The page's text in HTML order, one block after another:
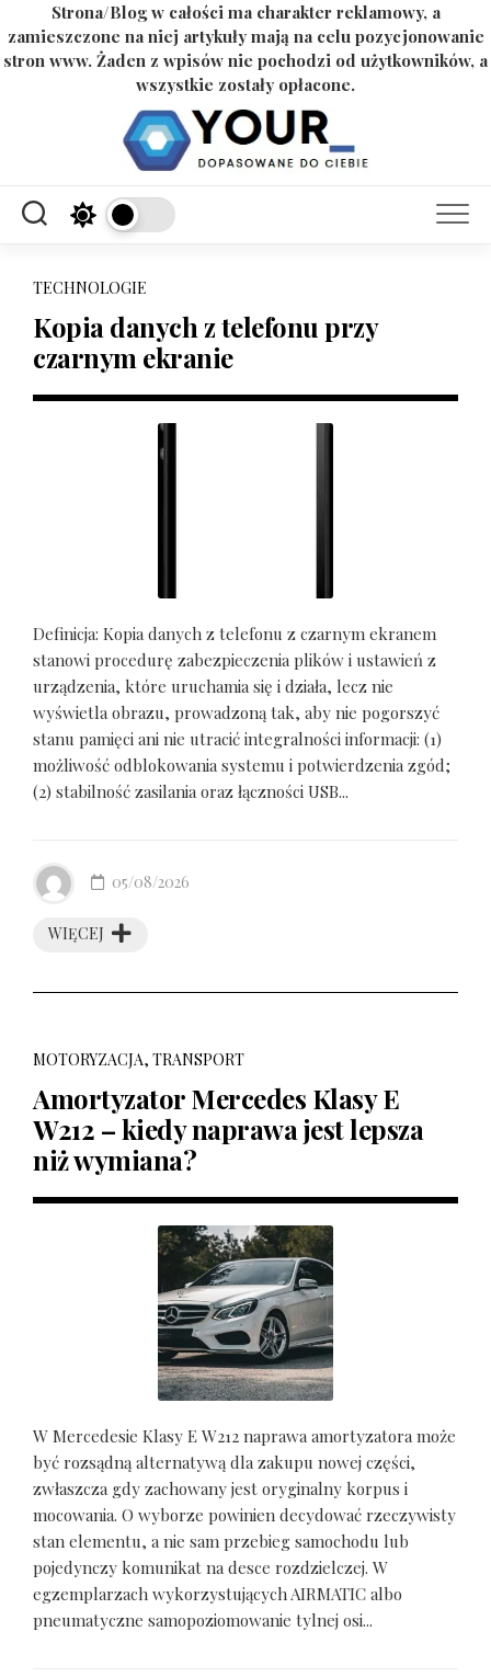
Strona/Blog w całości ma charakter reklamowy, a
zamieszczone na niej artykuły mają na celu pozycjonowanie
stron www. Żaden z wpisów nie pochodzi od użytkowników, a
wszystkie zostały opłacone.
TECHNOLOGIE
Kopia danych z telefonu przy
czarnym ekranie
Definicja: Kopia danych z telefonu z czarnym ekranem
stanowi procedurę zabezpieczenia plików i ustawień z
urządzenia, które uruchamia się i działa, lecz nie
wyświetla obrazu, prowadzoną tak, aby nie pogorszyć
stanu pamięci ani nie utracić integralności informacji: (1)
możliwość odblokowania systemu i potwierdzenia zgód;
(2) stabilność zasilania oraz łączności USB...
WIĘCEJ
05/08/2026
MOTORYZACJA, TRANSPORT
Amortyzator Mercedes Klasy E
W212 – kiedy naprawa jest lepsza
niż wymiana?
W Mercedesie Klasy E W212 naprawa amortyzatora może
być rozsądną alternatywą dla zakupu nowej części,
zwłaszcza gdy zachowany jest oryginalny korpus i
mocowania. O wyborze powinien decydować rzeczywisty
stan elementu, a nie sam przebieg samochodu lub
pojedynczy komunikat na desce rozdzielczej. W
egzemplarzach wykorzystujących AIRMATIC albo
pneumatyczne samopoziomowanie tylnej osi...